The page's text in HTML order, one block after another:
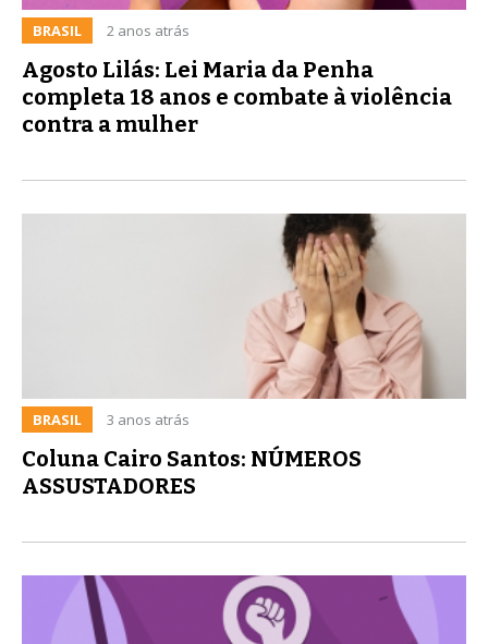
BRASIL 2 anos atrás
Agosto Lilás: Lei Maria da Penha
completa 18 anos e combate à violência
contra a mulher
BRASIL 3 anos atrás
Coluna Cairo Santos: NÚMEROS
ASSUSTADORES